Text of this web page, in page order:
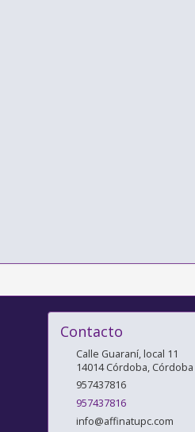
Contacto
Calle Guaraní, local 11
14014 Córdoba, Córdoba
957437816
957437816
info@affinatupc.com